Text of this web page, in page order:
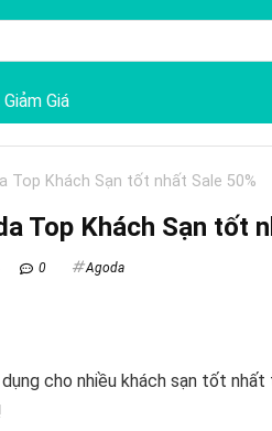
Giá
Top Khách Sạn tốt nhất Sale 50%
Top Khách Sạn tốt
0 Agoda
cho nhiều khách sạn tốt